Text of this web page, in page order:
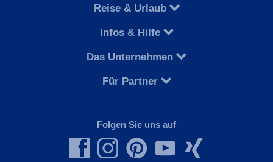
Reise & Urlaub
Infos & Hilfe
Das Unternehmen
Für Partner
Folgen Sie uns auf